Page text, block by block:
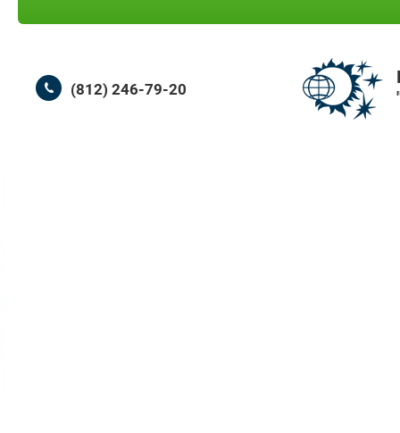
(812) 246-79-20